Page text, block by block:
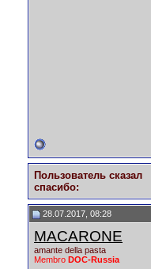
Пользователь сказал
cпасибо:
28.07.2017, 08:28
MACARONE
amante della pasta
Membro DOC-Russia